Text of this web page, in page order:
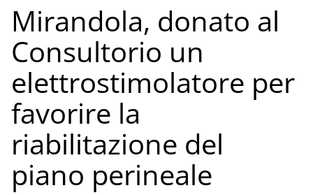
Mirandola, donato al
Consultorio un
elettrostimolatore per
favorire la
riabilitazione del
piano perineale